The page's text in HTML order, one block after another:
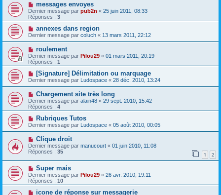
messages envoyes
Dernier message par pub2n « 25 juin 2011, 08:33
Réponses : 3
annexes dans region
Dernier message par coluch « 13 mars 2011, 22:12
roulement
Dernier message par Pilou29 « 01 mars 2011, 20:19
Réponses : 1
[Signature] Délimitation ou marquage
Dernier message par Ludospace « 28 déc. 2010, 13:24
Chargement site très long
Dernier message par alain48 « 29 sept. 2010, 15:42
Réponses : 4
Rubriques Tutos
Dernier message par Ludospace « 05 août 2010, 00:05
Clique droit
Dernier message par manucourt « 01 juin 2010, 11:08
Réponses : 35 1 2
Super mais
Dernier message par Pilou29 « 26 avr. 2010, 19:11
Réponses : 10
icone de réponse sur messagerie